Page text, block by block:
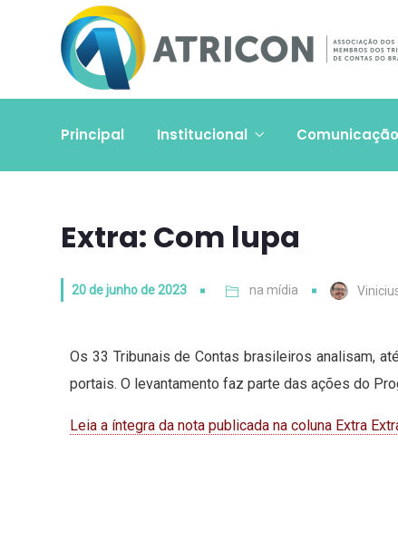
Principal Institucional Comunicação
Extra: Com lupa
20 de junho de 2023 na mídia
Os 33 Tribunais de Contas brasileiros analisam,
portais. O levantamento faz parte das ações do
Leia a íntegra da nota publicada na coluna Extra